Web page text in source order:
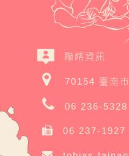
聯絡資訊
70154 臺南
06 236-5328
06 237-1927